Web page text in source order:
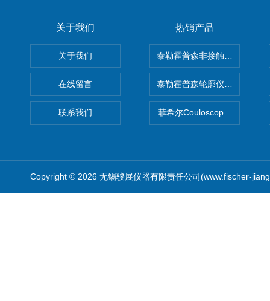
关于我们
关于我们
在线留言
联系我们
热销产品
泰勒霍普森非接触式轮廓仪
泰勒霍普森轮廓仪|TAYLOR
菲希尔Couloscope CMS2电
Copyright © 2026 无锡骏展仪器有限责任公司(www.fischer-